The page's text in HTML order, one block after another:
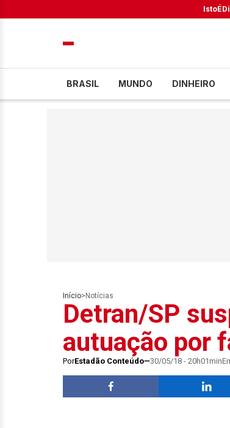
IstoÉ
BRASIL MUNDO DINHEIRO
Início> Notícias
Detran/SP
autuação por
PorEstadão Conteúdo 30/05/18 - 20h01min